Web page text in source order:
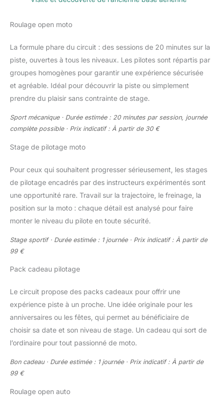
Roulage open moto
La formule phare du circuit : des sessions de 20 minutes sur la
piste, ouvertes à tous les niveaux. Les pilotes sont répartis par
groupes homogènes pour garantir une expérience sécurisée
et agréable. Idéal pour découvrir la piste ou simplement
prendre du plaisir sans contrainte de stage.
Sport mécanique · Durée estimée : 20 minutes par session, journée
complète possible · Prix indicatif : À partir de 30 €
Stage de pilotage moto
Pour ceux qui souhaitent progresser sérieusement, les stages
de pilotage encadrés par des instructeurs expérimentés sont
une opportunité rare. Travail sur la trajectoire, le freinage, la
position sur la moto : chaque détail est analysé pour faire
monter le niveau du pilote en toute sécurité.
Stage sportif · Durée estimée : 1 journée · Prix indicatif : À partir de
99 €
Pack cadeau pilotage
Le circuit propose des packs cadeaux pour offrir une
expérience piste à un proche. Une idée originale pour les
anniversaires ou les fêtes, qui permet au bénéficiaire de
choisir sa date et son niveau de stage. Un cadeau qui sort de
l’ordinaire pour tout passionné de moto.
Bon cadeau · Durée estimée : 1 journée · Prix indicatif : À partir de
99 €
Roulage open auto